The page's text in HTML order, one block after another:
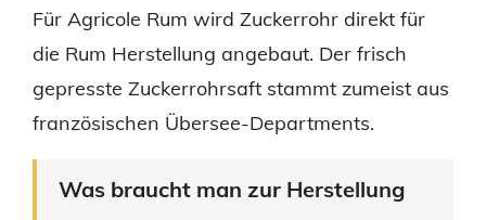
Für Agricole Rum wird Zuckerrohr direkt für
die Rum Herstellung angebaut. Der frisch
gepresste Zuckerrohrsaft stammt zumeist aus
französischen Übersee-Departments.
Was braucht man zur Herstellung